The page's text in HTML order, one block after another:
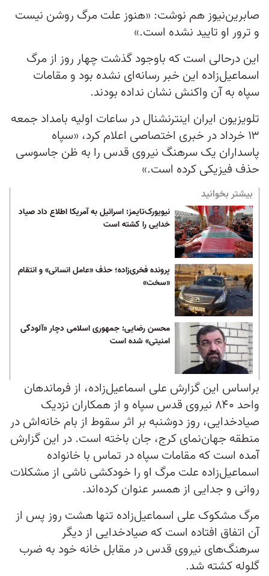
صابرین‌نیوز هم نوشت: «هنوز علت مرگ روشن نیست
و ترور او تایید نشده است.»
این درحالی است که باوجود گذشت چهار روز از مرگ
اسماعیل‌زاده این خبر رسانه‌ای نشده بود و مقامات
سپاه به آن واکنش نشان نداده بودند.
تلویزیون ایران اینترنشنال در ساعات اولیه بامداد جمعه
۱۳ خرداد در خبری اختصاصی اعلام کرد، «سپاه
پاسداران یک سرهنگ نیروی قدس را به ظن جاسوسی
حذف فیزیکی کرده است.»
بیشتر بخوانید
نیویورک‌تایمز: اسرائیل به آمریکا اطلاع داد صیاد
خدایی را کشته است
پرونده فخری‌زاده؛ حذف «عامل انسانی» و انتقام
«سخت»
محسن رضایی: جمهوری اسلامی دچار «آلودگی
امنیتی» شده است
براساس این گزارش علی اسماعیل‌زاده، از فرماندهان
واحد ۸۴۰ نیروی قدس سپاه و از همکاران نزدیک
صیادخدایی، روز دوشنبه بر اثر سقوط از بام خانه‌اش در
منطقه جهان‌نمای کرج، جان باخته است. در این گزارش
آمده است که مقامات سپاه در تماس با خانواده
اسماعیل‌زاده علت مرگ او را خودکشی ناشی از مشکلات
روانی و جدایی از همسر عنوان کرده‌اند.
مرگ مشکوک علی اسماعیل‌‌زاده تنها هشت روز پس از
آن اتفاق افتاده است که صیاد‌خدایی از دیگر
سرهنگ‌های نیروی قدس در مقابل خانه خود به ضرب
گلوله کشته شد.